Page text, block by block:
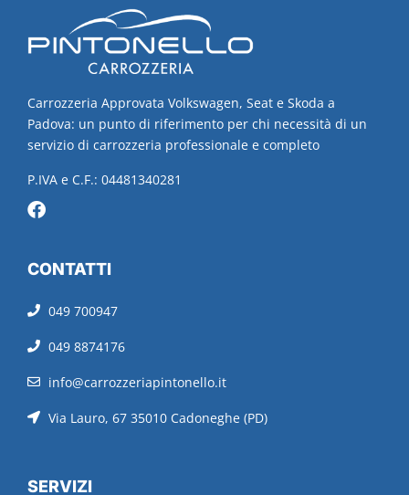
Carrozzeria Approvata Volkswagen, Seat e Skoda a
Padova: un punto di riferimento per chi necessità di un
servizio di carrozzeria professionale e completo
P.IVA e C.F.: 04481340281
CONTATTI
049 700947
049 8874176
info@carrozzeriapintonello.it
Via Lauro, 67 35010 Cadoneghe (PD)
SERVIZI